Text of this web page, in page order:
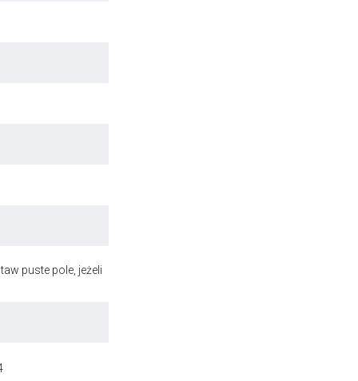
puste pole, jeżeli